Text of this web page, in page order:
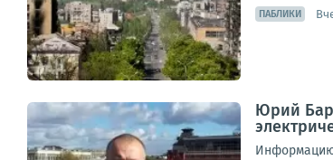
ПАБЛИКИ
Юрий
Информацию